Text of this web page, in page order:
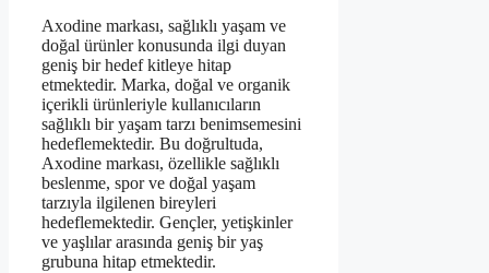
Axodine markası, sağlıklı yaşam ve
doğal ürünler konusunda ilgi duyan
geniş bir hedef kitleye hitap
etmektedir. Marka, doğal ve organik
içerikli ürünleriyle kullanıcıların
sağlıklı bir yaşam tarzı benimsemesini
hedeflemektedir. Bu doğrultuda,
Axodine markası, özellikle sağlıklı
beslenme, spor ve doğal yaşam
tarzıyla ilgilenen bireyleri
hedeflemektedir. Gençler, yetişkinler
ve yaşlılar arasında geniş bir yaş
grubuna hitap etmektedir.